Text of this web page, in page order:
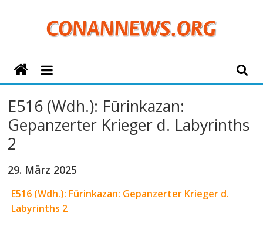
ConanNews.org
Conan
News
E516 (Wdh.): Fūrinkazan:
Gepanzerter Krieger d. Labyrinths
2
29. März 2025
E516 (Wdh.): Fūrinkazan: Gepanzerter Krieger d.
Labyrinths 2